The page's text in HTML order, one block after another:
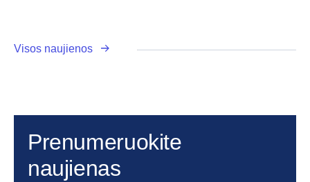
Visos naujienos
Prenumeruokite
naujienas